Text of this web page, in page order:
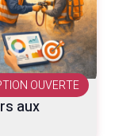
OUVERTE
aux